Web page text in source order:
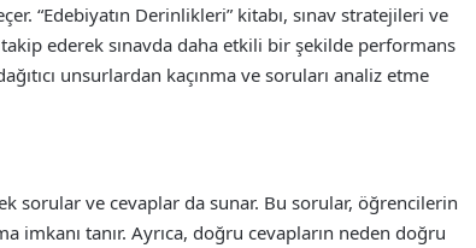
“Edebiyatın Derinlikleri” kitabı, sınav stratejileri ve
ederek sınavda daha etkili bir şekilde performans
unsurlardan kaçınma ve soruları analiz etme
sorular ve cevaplar da sunar. Bu sorular, öğrencilerin
imkanı tanır. Ayrıca, doğru cevapların neden doğru